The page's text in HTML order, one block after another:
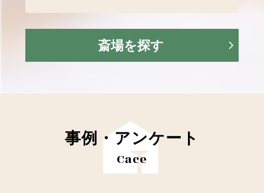
斎場を探す
事例・アンケート
Cace